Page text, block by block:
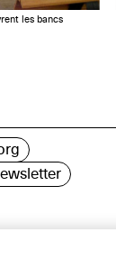
les bancs